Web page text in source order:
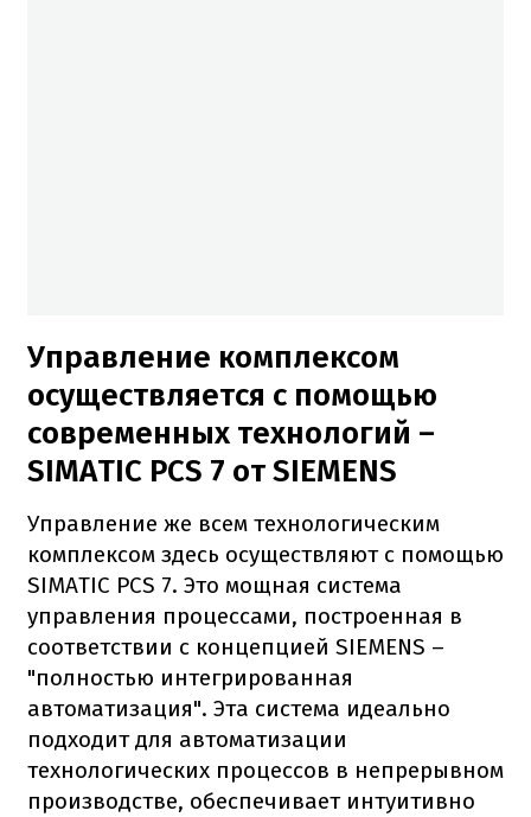
Управление комплексом
осуществляется с помощью
современных технологий –
SIMATIC PCS 7 от SIEMENS
Управление же всем технологическим
комплексом здесь осуществляют с помощью
SIMATIC PCS 7. Это мощная система
управления процессами, построенная в
соответствии с концепцией SIEMENS –
"полностью интегрированная
автоматизация". Эта система идеально
подходит для автоматизации
технологических процессов в непрерывном
производстве, обеспечивает интуитивно